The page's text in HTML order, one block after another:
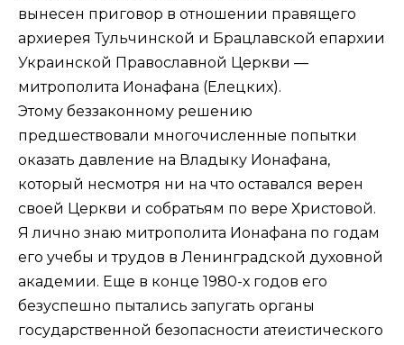
вынесен приговор в отношении правящего
архиерея Тульчинской и Брацлавской епархии
Украинской Православной Церкви —
митрополита Ионафана (Елецких).
Этому беззаконному решению
предшествовали многочисленные попытки
оказать давление на Владыку Ионафана,
который несмотря ни на что оставался верен
своей Церкви и собратьям по вере Христовой.
Я лично знаю митрополита Ионафана по годам
его учебы и трудов в Ленинградской духовной
академии. Еще в конце 1980-х годов его
безуспешно пытались запугать органы
государственной безопасности атеистического